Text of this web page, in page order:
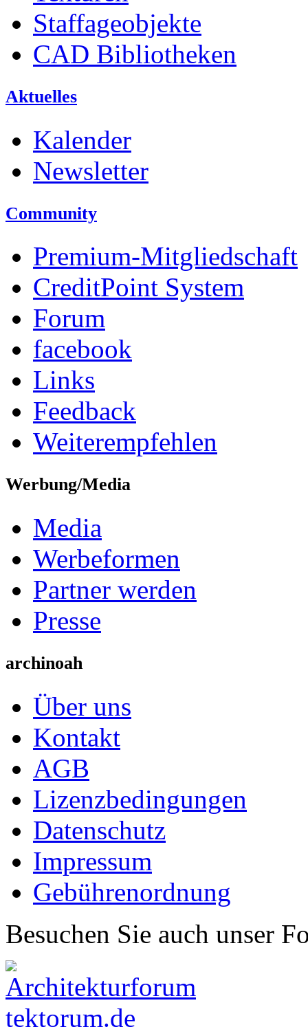
Staffageobjekte
CAD Bibliotheken
Aktuelles
Kalender
Newsletter
Community
Premium-Mitgliedschaft
CreditPoint System
Forum
facebook
Links
Feedback
Weiterempfehlen
Werbung/Media
Media
Werbeformen
Partner werden
Presse
archinoah
Über uns
Kontakt
AGB
Lizenzbedingungen
Datenschutz
Impressum
Gebührenordnung
Besuchen Sie auch unser